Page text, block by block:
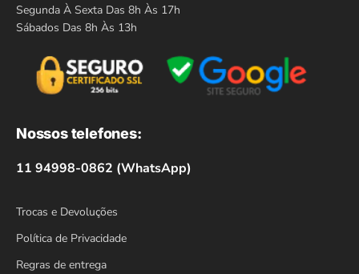
Segunda À Sexta Das 8h Às 17h
Sábados Das 8h Às 13h
Nossos telefones:
11 94998-0862 (WhatsApp)
Trocas e Devoluções
Política de Privacidade
Regras de entrega